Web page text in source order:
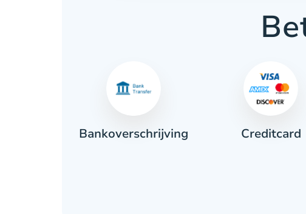
Bankoverschrijving Creditcard